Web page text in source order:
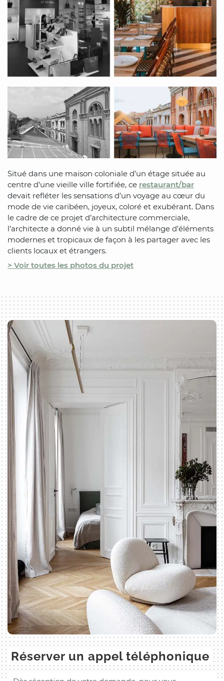
Situé dans une maison coloniale d’un étage située au
centre d’une vieille ville fortifiée, ce restaurant/bar
devait refléter les sensations d’un voyage au cœur du
mode de vie caribéen, joyeux, coloré et exubérant. Dans
le cadre de ce projet d’architecture commerciale,
l’architecte a donné vie à un subtil mélange d’éléments
modernes et tropicaux de façon à les partager avec les
clients locaux et étrangers.
> Voir toutes les photos du projet
Réserver un appel téléphonique